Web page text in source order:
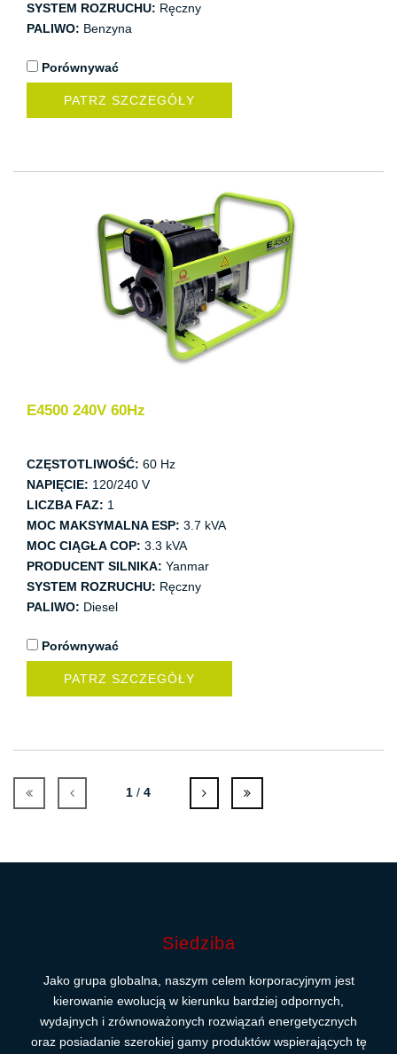
SYSTEM ROZRUCHU: Ręczny
PALIWO: Benzyna
Porównywać
PATRZ SZCZEGÓŁY
E4500 240V 60Hz
CZĘSTOTLIWOŚĆ: 60 Hz
NAPIĘCIE: 120/240 V
LICZBA FAZ: 1
MOC MAKSYMALNA ESP: 3.7 kVA
MOC CIĄGŁA COP: 3.3 kVA
PRODUCENT SILNIKA: Yanmar
SYSTEM ROZRUCHU: Ręczny
PALIWO: Diesel
Porównywać
PATRZ SZCZEGÓŁY
1 / 4
Siedziba
Jako grupa globalna, naszym celem korporacyjnym jest
kierowanie ewolucją w kierunku bardziej odpornych,
wydajnych i zrównoważonych rozwiązań energetycznych
oraz posiadanie szerokiej gamy produktów wspierających tę